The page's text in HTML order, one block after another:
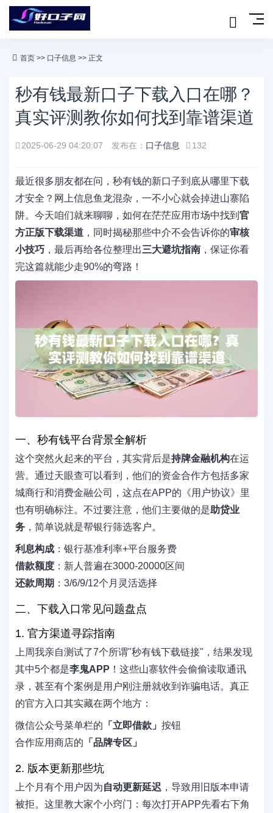
首页 >> 口子信息 >> 正文
秒有钱最新口子下载入口在哪？
真实评测教你如何找到靠谱渠道
2025-06-29 04:20:07 发布在： 口子信息 132
最近很多朋友都在问，秒有钱的新口子到底从哪里下载
才安全？网上信息鱼龙混杂，一不小心就会掉进山寨陷
阱。今天咱们就来聊聊，如何在茫茫应用市场中找到 官
方正版下载渠道 ，同时揭秘那些中介不会告诉你的审核
小技巧 ，最后再给各位整理出三大避坑指南 ，保证你看
完这篇就能少走90%的弯路！
一、秒有钱平台背景全解析
这个突然火起来的平台，其实背后是持牌金融机构在运
营。通过天眼查可以看到，他们的资金合作方包括多家
城商行和消费金融公司，这点在APP的《用户协议》里
也有明确标注。不过要注意，他们主要做的是助贷业
务 ，简单说就是帮银行筛选客户。
利息构成 ：银行基准利率+平台服务费
借款额度 ：新人普遍在3000-20000区间
还款周期 ：3/6/9/12个月灵活选择
二、下载入口常见问题盘点
1. 官方渠道寻踪指南
上周我亲自测试了7个所谓"秒有钱下载链接"，结果发现
其中5个都是李鬼APP ！这些山寨软件会偷偷读取通讯
录，甚至有个案例是用户刚注册就收到诈骗电话。真正
的官方入口其实藏在两个地方：
微信公众号菜单栏的 「立即借款」 按钮
合作应用商店的 「品牌专区」
2. 版本更新那些坑
上个月有个用户因为自动更新延迟 ，导致用旧版本申请
被拒。这里教大家个小窍门：每次打开APP先看右下角